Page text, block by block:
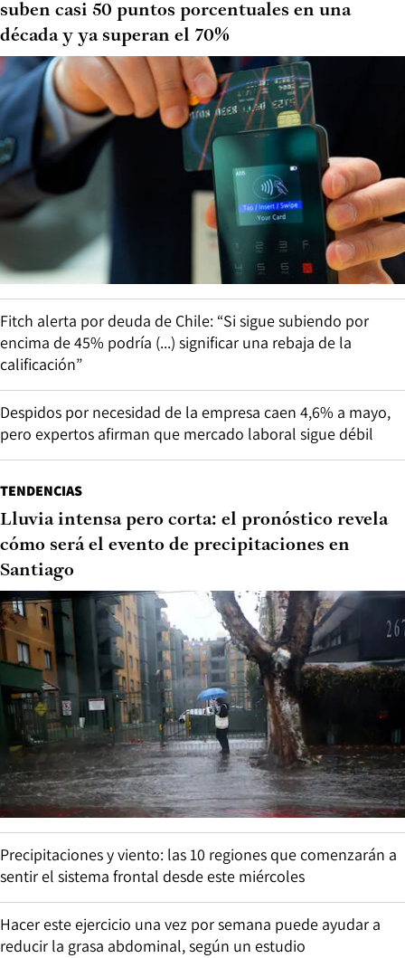
suben casi 50 puntos porcentuales en una
década y ya superan el 70%
Fitch alerta por deuda de Chile: “Si sigue subiendo por
encima de 45% podría (...) significar una rebaja de la
calificación”
Despidos por necesidad de la empresa caen 4,6% a mayo,
pero expertos afirman que mercado laboral sigue débil
TENDENCIAS
Lluvia intensa pero corta: el pronóstico revela
cómo será el evento de precipitaciones en
Santiago
Precipitaciones y viento: las 10 regiones que comenzarán a
sentir el sistema frontal desde este miércoles
Hacer este ejercicio una vez por semana puede ayudar a
reducir la grasa abdominal, según un estudio